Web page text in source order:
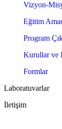
Vizyon-
Eğitim
Program
Kurullar ve
Formlar
Laboratuvarlar
İletişim